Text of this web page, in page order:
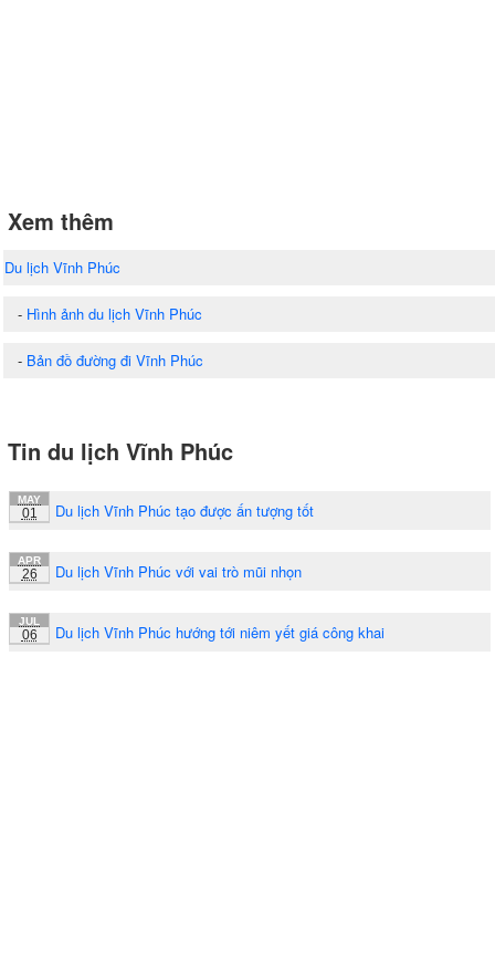
Xem thêm
Du lịch Vĩnh Phúc
- Hình ảnh du lịch Vĩnh Phúc
- Bản đồ đường đi Vĩnh Phúc
Tin du lịch Vĩnh Phúc
MAY
01 Du lịch Vĩnh Phúc tạo được ấn tượng tốt
APR
26 Du lịch Vĩnh Phúc với vai trò mũi nhọn
JUL
06 Du lịch Vĩnh Phúc hướng tới niêm yết giá công khai